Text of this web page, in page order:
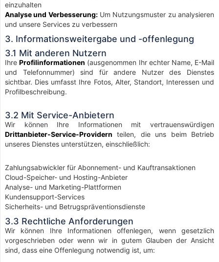
einzuhalten
Analyse und Verbesserung:Um Nutzungsmuster zu analysieren
und unsere Services zu verbessern
3. Informationsweitergabe und -offenlegung
3.1 Mit anderen Nutzern
IhreProfilinformationen (ausgenommen Ihr echter Name, E-Mail
und Telefonnummer) sind für andere Nutzer des Dienstes
sichtbar. Dies umfasst Ihre Fotos, Alter, Standort, Interessen und
Profilbeschreibung.
3.2 Mit Service-Anbietern
Wir können Ihre Informationen mit vertrauenswürdigen
Drittanbieter-Service-Providern teilen, die uns beim Betrieb
unseres Dienstes unterstützen, einschließlich:
Zahlungsabwickler für Abonnement- und Kauftransaktionen
Cloud-Speicher- und Hosting-Anbieter
Analyse- und Marketing-Plattformen
Kundensupport-Services
Sicherheits- und Betrugspräventionsdienste
3.3 Rechtliche Anforderungen
Wir können Ihre Informationen offenlegen, wenn gesetzlich
vorgeschrieben oder wenn wir in gutem Glauben der Ansicht
sind, dass eine Offenlegung notwendig ist, um: